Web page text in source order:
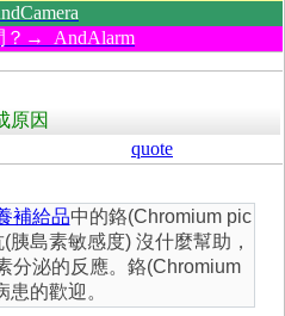
？→ AndAlarm
原因
quote
補給品中的鉻(Chromium pic
島素敏感度) 沒什麼幫助，
分泌的反應。鉻(Chromium
的歡迎。